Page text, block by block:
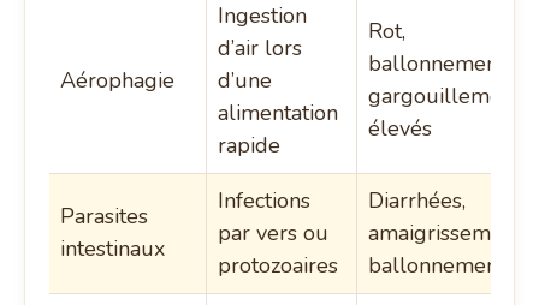
Aérophagie
Ingestion
d’air lors
d’une
alimentation
rapide
Rot,
ballonnements,
gargouillements
élevés
Parasites
intestinaux
Infections
par vers ou
protozoaires
Diarrhées,
amaigrissement,
ballonnements